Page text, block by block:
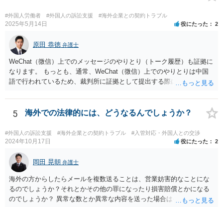
#外国人労働者 #外国人の訴訟支援 #海外企業との契約トラブル
2025年5月14日 役にたった 2
原田 恭徳 弁護士
WeChat（微信）上でのメッセージのやりとり（トーク履歴）も証拠に
なります。 もっとも、通常、WeChat（微信）上でのやりとりは中国
語で行われているため、裁判所に証拠として提出する際には日本語の
5 海外での法律的には、どうなるんでしょうか？
#外国人の訴訟支援 #海外企業との契約トラブル #入管対応・外国人との交渉
2024年10月17日 役にたった 2
岡田 晃朝 弁護士
海外の方からしたらメールを複数送ることは、営業妨害的なことにな
るのでしょうか？それとかその他の罪になったり損害賠償とかになる
のでしょうか？ 異常な数とか異常な内容を送った場合はそういうこと